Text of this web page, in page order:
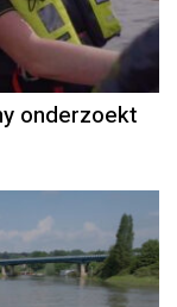
onderzoekt